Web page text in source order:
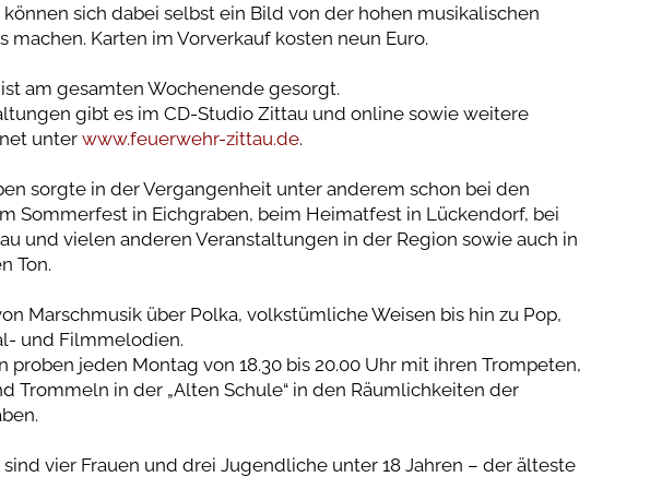
können sich dabei selbst ein Bild von der hohen musikalischen
machen. Karten im Vorverkauf kosten neun Euro.
am gesamten Wochenende gesorgt.
gibt es im CD-Studio Zittau und online sowie weitere
unterwww.feuerwehr-zittau.de.
sorgte in der Vergangenheit unter anderem schon bei den
Sommerfest in Eichgraben, beim Heimatfest in Lückendorf, bei
und vielen anderen Veranstaltungen in der Region sowie auch in
Ton.
Marschmusik über Polka, volkstümliche Weisen bis hin zu Pop,
und Filmmelodien.
proben jeden Montag von 18.30 bis 20.00 Uhr mit ihren Trompeten,
Trommeln in der „Alten Schule“ in den Räumlichkeiten der
vier Frauen und drei Jugendliche unter 18 Jahren – der älteste